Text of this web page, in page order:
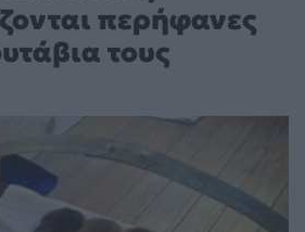
περήφανες
τους